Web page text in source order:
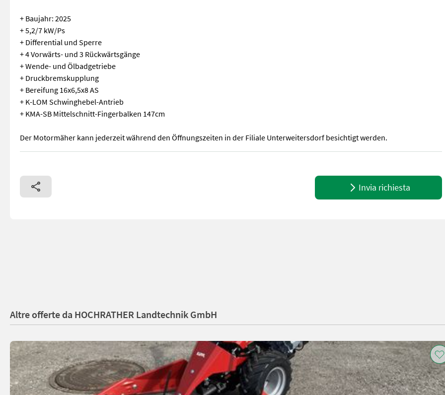
+ Baujahr: 2025
+ 5,2/7 kW/Ps
+ Differential und Sperre
+ 4 Vorwärts- und 3 Rückwärtsgänge
+ Wende- und Ölbadgetriebe
+ Druckbremskupplung
+ Bereifung 16x6,5x8 AS
+ K-LOM Schwinghebel-Antrieb
+ KMA-SB Mittelschnitt-Fingerbalken 147cm
Der Motormäher kann jederzeit während den Öffnungszeiten in der Filiale Unterweitersdorf besichtigt werden.
Köppl Motormäher 4K507 + Baujahr: 2025 + 5,2/7 kW/Ps + Differential und Sperre + 4 Vorwärts- und 3 Rückwärtsgänge +
Invia richiesta
Altre offerte da HOCHRATHER Landtechnik GmbH